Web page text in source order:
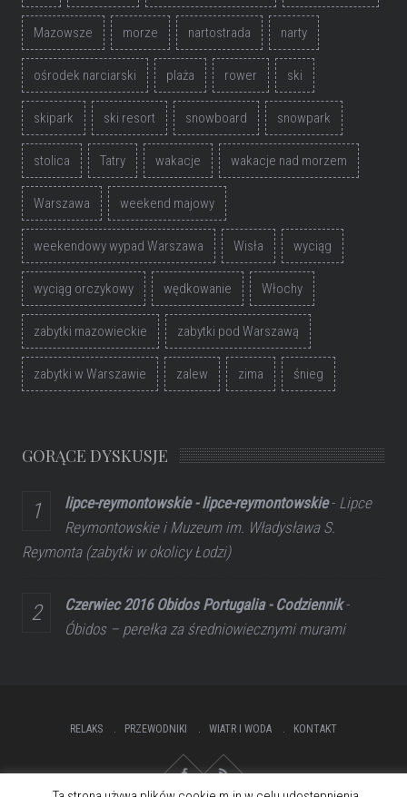
Mazowsze morze nartostrada narty
ośrodek narciarski plaża rower ski
skipark ski resort snowboard snowpark
stolica Tatry wakacje wakacje nad morzem
Warszawa weekend majowy
weekendowy wypad Warszawa Wisła wyciąg
wyciąg orczykowy wędkowanie Włochy
zabytki mazowieckie zabytki pod Warszawą
zabytki w Warszawie zalew zima śnieg
GORĄCE DYSKUSJE
lipce-reymontowskie - lipce-reymontowskie- Lipce
Reymontowskie i Muzeum im. Władysława S.
Reymonta (zabytki w okolicy Łodzi)
Czerwiec 2016 Obidos Portugalia - Codziennik-
Óbidos – perełka za średniowiecznymi murami
RELAKS PRZEWODNIKI WIATR I WODA KONTAKT